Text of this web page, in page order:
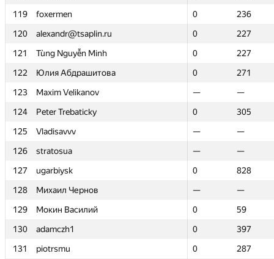
119
foxermen 0
236
120
alexandr@tsaplin.ru 0
227
121
Tùng Nguyễn Minh 0
227
122
Юлия Абдрашитова 0
271
123
Maxim Velikanov —
—
124
Peter Trebaticky 0
305
125
Vladisavvv —
—
126
stratosua —
—
127
ugarbiysk 0
828
128
Михаил Чернов —
—
129
Мокин Василий 0
59
130
adamczh1 0
397
131
piotrsmu 0
287
119
foxermen 0
236
120
alexandr@tsaplin.ru 0
227
121
Tùng Nguyễn Minh 0
227
122
Юлия Абдрашитова 0
271
123
Maxim Velikanov —
—
124
Peter Trebaticky 0
305
125
Vladisavvv —
—
126
stratosua —
—
127
ugarbiysk 0
828
128
Михаил Чернов —
—
129
Мокин Василий 0
59
130
adamczh1 0
397
131
piotrsmu 0
287